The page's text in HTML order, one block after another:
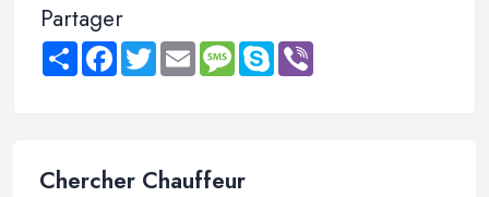
Partager
Share FacebookTwitter Email MessageSkype
Chercher Chauffeur